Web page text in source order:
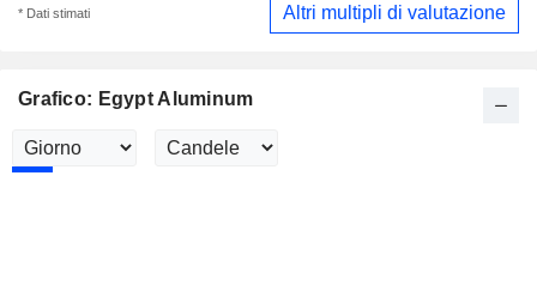
* Dati stimati Altri multipli di valutazione
Grafico: Egypt Aluminum